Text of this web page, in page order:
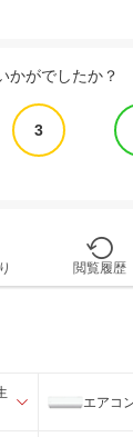
かがでしたか？
3
閲覧履歴
エアコ